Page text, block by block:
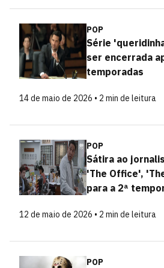
POP
Série
ser encerrada
temporadas
14 de maio de 2026 • 2 min de leitura
POP
Sátira ao
'The Office',
para a 2ª
12 de maio de 2026 • 2 min de leitura
POP